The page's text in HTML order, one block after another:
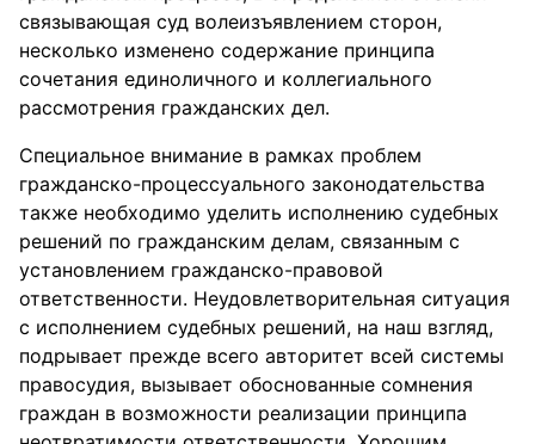
связывающая суд волеизъявлением сторон,
несколько изменено содержание принципа
сочетания единоличного и коллегиального
рассмотрения гражданских дел.
Специальное внимание в рамках проблем
гражданско-процессуального законодательства
также необходимо уделить исполнению судебных
решений по гражданским делам, связанным с
установлением гражданско-правовой
ответственности. Неудовлетворительная ситуация
с исполнением судебных решений, на наш взгляд,
подрывает прежде всего авторитет всей системы
правосудия, вызывает обоснованные сомнения
граждан в возможности реализации принципа